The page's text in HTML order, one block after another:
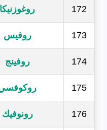
172 روغوزنيكا
173 روفيس
174 روفينج
175
176 رونوفيك